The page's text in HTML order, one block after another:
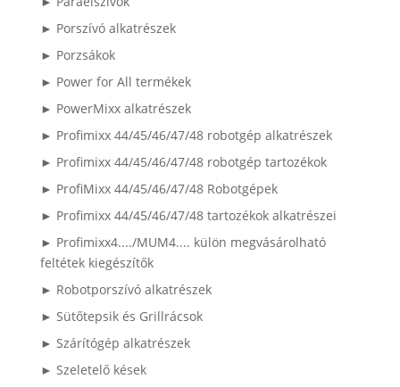
► Porszívó alkatrészek
► Porzsákok
► Power for All termékek
► PowerMixx alkatrészek
► Profimixx 44/45/46/47/48 robotgép alkatrészek
► Profimixx 44/45/46/47/48 robotgép tartozékok
► ProfiMixx 44/45/46/47/48 Robotgépek
► Profimixx 44/45/46/47/48 tartozékok alkatrészei
► Profimixx4..../MUM4.... külön megvásárolható
feltétek kiegészítők
► Robotporszívó alkatrészek
► Sütőtepsik és Grillrácsok
► Szárítógép alkatrészek
► Szeletelő kések